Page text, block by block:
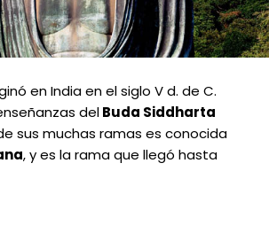
en India en el siglo V d. de C.
delBuda Siddharta
sus muchas ramas es conocida
, y es la rama que llegó hasta